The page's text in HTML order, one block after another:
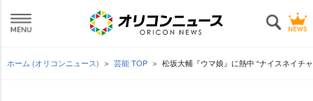
ホーム (オリコンニュース) 芸能 TOP 松坂大輔『ウマ娘』に熱中 “ナイスネイチ